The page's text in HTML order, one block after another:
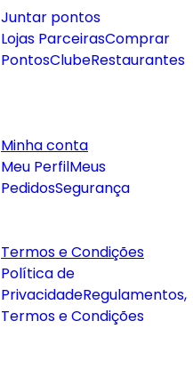
Juntar pontos
Lojas ParceirasComprar
PontosClubeRestaurantes
Minha conta
Meu PerfilMeus
PedidosSegurança
Termos e Condições
Política de
PrivacidadeRegulamentos,
Termos e Condições